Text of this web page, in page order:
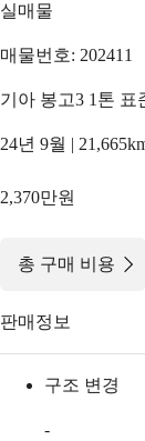
실매물
매물번호: 202411
기아 봉고3 1톤 표
24년 9월 |
2,370만원
총 구매 비용
판매정보
구조 변경
-